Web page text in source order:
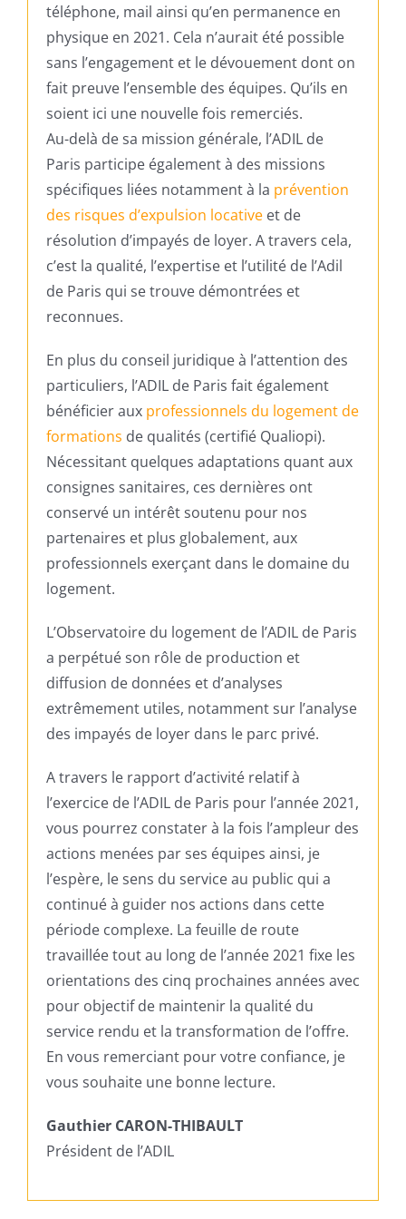
téléphone, mail ainsi qu’en permanence en
physique en 2021. Cela n’aurait été possible
sans l’engagement et le dévouement dont on
fait preuve l’ensemble des équipes. Qu’ils en
soient ici une nouvelle fois remerciés.
Au-delà de sa mission générale, l’ADIL de
Paris participe également à des missions
spécifiques liées notamment à la prévention
des risques d’expulsion locativeet de
résolution d’impayés de loyer. A travers cela,
c’est la qualité, l’expertise et l’utilité de l’Adil
de Paris qui se trouve démontrées et
reconnues.
En plus du conseil juridique à l’attention des
particuliers, l’ADIL de Paris fait également
bénéficier aux professionnels du logement de
formations de qualités (certifié Qualiopi).
Nécessitant quelques adaptations quant aux
consignes sanitaires, ces dernières ont
conservé un intérêt soutenu pour nos
partenaires et plus globalement, aux
professionnels exerçant dans le domaine du
logement.
L’Observatoire du logement de l’ADIL de Paris
a perpétué son rôle de production et
diffusion de données et d’analyses
extrêmement utiles, notamment sur l’analyse
des impayés de loyer dans le parc privé.
A travers le rapport d’activité relatif à
l’exercice de l’ADIL de Paris pour l’année 2021,
vous pourrez constater à la fois l’ampleur des
actions menées par ses équipes ainsi, je
l’espère, le sens du service au public qui a
continué à guider nos actions dans cette
période complexe. La feuille de route
travaillée tout au long de l’année 2021 fixe les
orientations des cinq prochaines années avec
pour objectif de maintenir la qualité du
service rendu et la transformation de l’offre.
En vous remerciant pour votre confiance, je
vous souhaite une bonne lecture.
Gauthier CARON-THIBAULT
Président de l’ADIL